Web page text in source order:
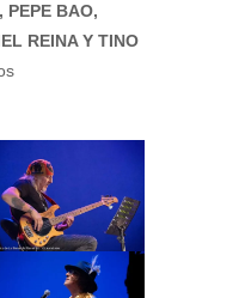
PEPE BAO,
REINA Y TINO